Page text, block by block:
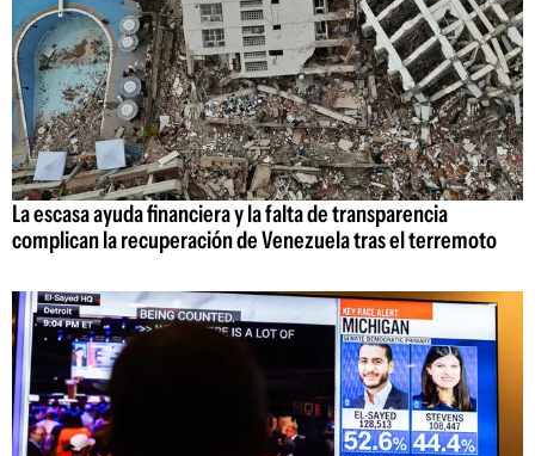
La escasa ayuda financiera y la falta de transparencia
complican la recuperación de Venezuela tras el terremoto